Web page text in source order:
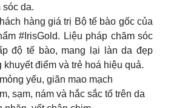
sóc da.
hàng giá trị Bộ tế bào gốc của
#IrisGold. Liệu pháp chăm sóc
độ tế bào, mang lại làn da đẹp
điểm và trẻ hoá hiệu quả.
yếu, giãn mao mạch
sạm, nám và hắc sắc tố trên da